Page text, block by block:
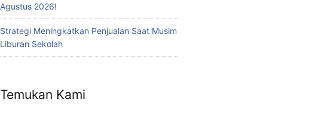
Agustus 2026!
Strategi Meningkatkan Penjualan Saat Musim
Liburan Sekolah
Temukan Kami